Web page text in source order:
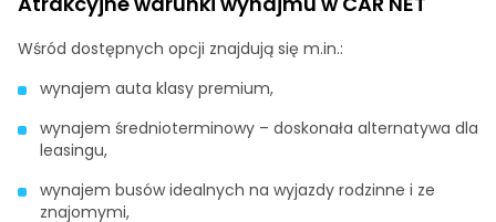
Wśród dostępnych opcji znajdują się m.in.:
wynajem auta klasy premium,
wynajem średnioterminowy – doskonała alternatywa dla
leasingu,
wynajem busów idealnych na wyjazdy rodzinne i ze
znajomymi,